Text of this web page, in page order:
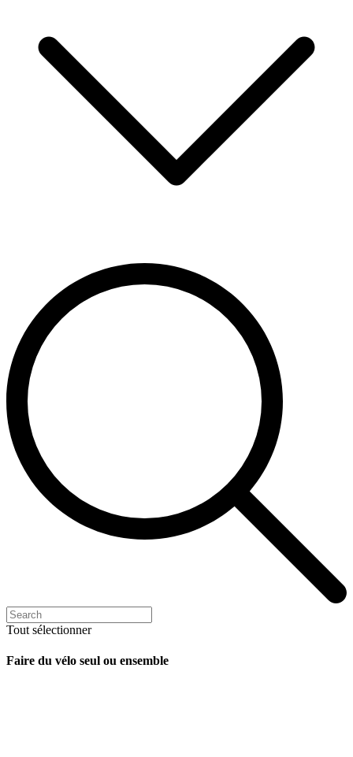
Tout sélectionner
Faire du vélo seul ou ensemble